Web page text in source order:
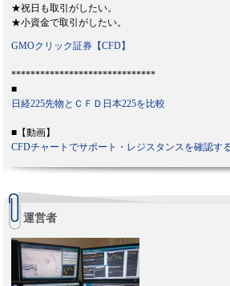
★祝日も取引がしたい。
★小資金で取引がしたい。
GMOクリック証券【CFD】
******************************
■
日経225先物とＣＦＤ日本225を比較
■【動画】
CFDチャートでサポート・レジスタンスを確認す
運営者